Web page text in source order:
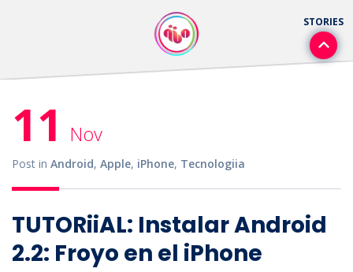
11 Nov
Post in Android, Apple, iPhone, Tecnologiia
TUTORiiAL: Instalar Android
2.2: Froyo en el iPhone